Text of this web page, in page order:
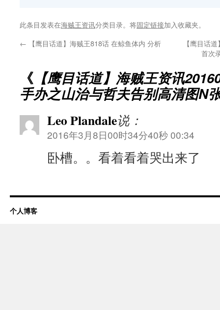
此条目发表在海贼王资讯分类目录。将固定链接加入收藏夹。
← 【鹰目话道】海贼王818话 在鲸鱼体内 分析
【鹰目话
首次
《 【鹰目话道】海贼王资讯
手办之山治与哲夫告别高清图N
Leo Plandale说：
2016年3月8日00时34分40秒 00:34
卧槽。。看着看着哭出来了
个人博客